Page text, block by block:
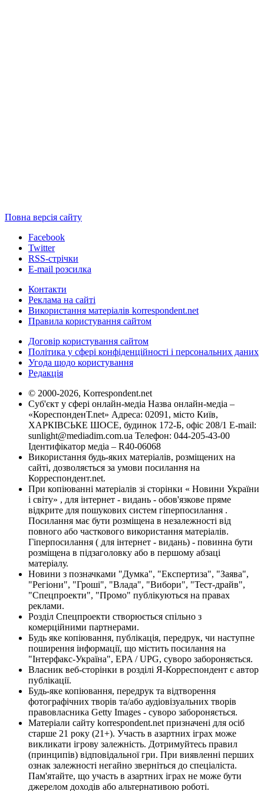
Повна версія сайту
Facebook
Twitter
RSS-стрічки
E-mail розсилка
Контакти
Реклама на сайті
Використання матеріалів korrespondent.net
Правила користування сайтом
Договір користування сайтом
Політика у сфері конфіденційності і персональних даних
Угода щодо користування
Редакція
© 2000-2026, Korrespondent.net
Суб'єкт у сфері онлайн-медіа Назва онлайн-медіа –
«КореспонденТ.net» Адреса: 02091, місто Київ,
ХАРКІВСЬКЕ ШОСЕ, будинок 172-Б, офіс 208/1 E-mail:
sunlight@mediadim.com.ua Телефон: 044-205-43-00
Ідентифікатор медіа – R40-06068
Використання будь-яких матеріалів, розміщених на
сайті, дозволяється за умови посилання на
Корреспондент.net.
При копіюванні матеріалів зі сторінки « Новини України
і світу» , для інтернет - видань - обов'язкове пряме
відкрите для пошукових систем гіперпосилання .
Посилання має бути розміщена в незалежності від
повного або часткового використання матеріалів.
Гіперпосилання ( для інтернет - видань) - повинна бути
розміщена в підзаголовку або в першому абзаці
матеріалу.
Новини з позначками "Думка", "Експертиза", "Заява",
"Регіони", "Гроші", "Влада", "Вибори", "Тест-драйв",
"Спецпроекти", "Промо" публікуються на правах
реклами.
Розділ Спецпроекти створюється спільно з
комерційними партнерами.
Будь яке копіювання, публікація, передрук, чи наступне
поширення інформації, що містить посилання на
"Інтерфакс-Україна", EPA / UPG, суворо забороняється.
Власник веб-сторінки в розділі Я-Корреспондент є автор
публікації.
Будь-яке копіювання, передрук та відтворення
фотографічних творів та/або аудіовізуальних творів
правовласника Getty Images - суворо забороняється.
Матеріали сайту korrespondent.net призначені для осіб
старше 21 року (21+). Участь в азартних іграх може
викликати ігрову залежність. Дотримуйтесь правил
(принципів) відповідальної гри. При виявленні перших
ознак залежності негайно зверніться до спеціаліста.
Пам'ятайте, що участь в азартних іграх не може бути
джерелом доходів або альтернативою роботі.